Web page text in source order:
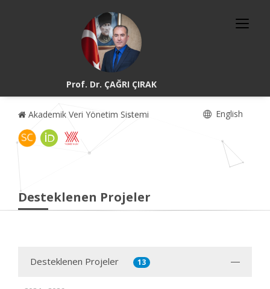
Prof. Dr. ÇAĞRI ÇIRAK
Akademik Veri Yönetim Sistemi English
Desteklenen Projeler
Desteklenen Projeler 13